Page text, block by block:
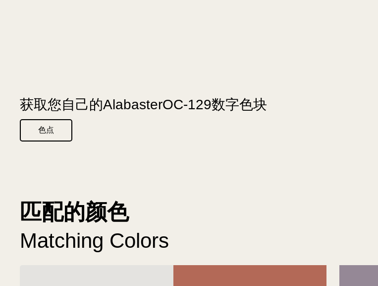
获取您自己的AlabasterOC-129数字色块
色点
匹配的颜色
Matching Colors